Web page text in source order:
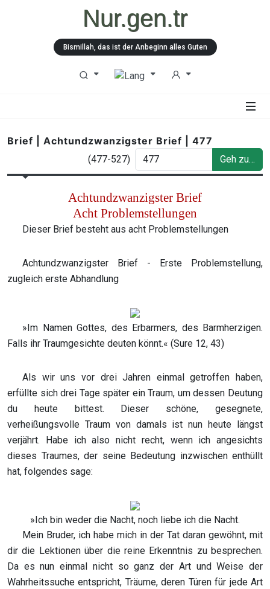
Nur.gen.tr
Bismillah, das ist der Anbeginn alles Guten
Brief | Achtundzwanzigster Brief | 477
(477-527) Geh zu…
Achtundzwanzigster Brief
Acht Problemstellungen
Dieser Brief besteht aus acht Problemstellungen
Achtundzwanzigster Brief - Erste Problemstellung,
zugleich erste Abhandlung
»Im Namen Gottes, des Erbarmers, des Barmherzigen.
Falls ihr Traumgesichte deuten könnt.« (Sure 12, 43)
Als wir uns vor drei Jahren einmal getroffen haben,
erfüllte sich drei Tage später ein Traum, um dessen Deutung
du heute bittest. Dieser schöne, gesegnete,
verheißungsvolle Traum von damals ist nun heute längst
verjährt. Habe ich also nicht recht, wenn ich angesichts
dieses Traumes, der seine Bedeutung inzwischen enthüllt
hat, folgendes sage:
»Ich bin weder die Nacht, noch liebe ich die Nacht.
Mein Bruder, ich habe mich in der Tat daran gewöhnt, mit
dir die Lektionen über die reine Erkenntnis zu besprechen.
Da es nun einmal nicht so ganz der Art und Weise der
Wahrheitssuche entspricht, Träume, deren Türen für jede Art